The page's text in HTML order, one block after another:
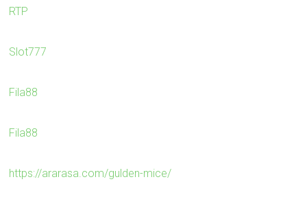
RTP
Slot777
Fila88
Fila88
https://ararasa.com/gulden-mice/